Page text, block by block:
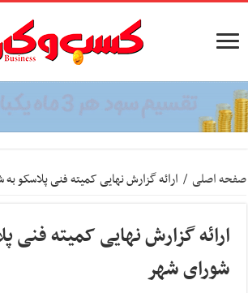
صفحه اصلی / ارائه گزارش نهایی کمیته فنی پلاسکو
ارائه گزارش نهایی کمیته فنی
شورای شهر